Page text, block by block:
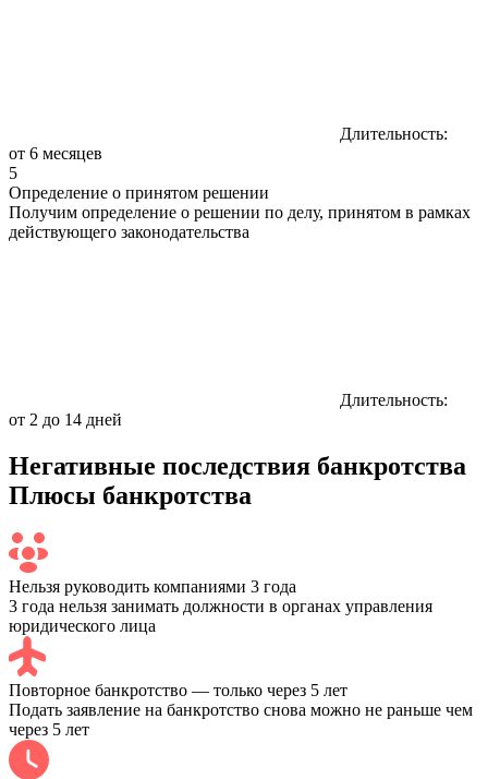
Длительность:
от 6 месяцев
5
Определение о принятом решении
Получим определение о решении по делу, принятом в рамках
действующего законодательства
Длительность:
от 2 до 14 дней
Негативные последствия банкротства
Плюсы банкротства
Нельзя руководить компаниями 3 года
3 года нельзя занимать должности в органах управления
юридического лица
Повторное банкротство — только через 5 лет
Подать заявление на банкротство снова можно не раньше чем
через 5 лет